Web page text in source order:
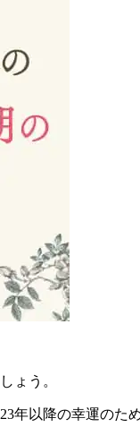
ょう。
年以降の幸運のた